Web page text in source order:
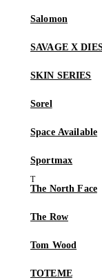
Salomon
SAVAGE X
SKIN SERIES
Sorel
Space Available
Sportmax
The North Face
The Row
Tom Wood
TOTEME